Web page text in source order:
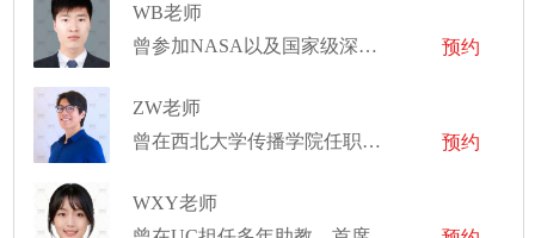
WB老师
曾参加NASA以及国家级深空项目的研究
预约
ZW老师
曾在西北大学传播学院任职数据科研员
预约
WXY老师